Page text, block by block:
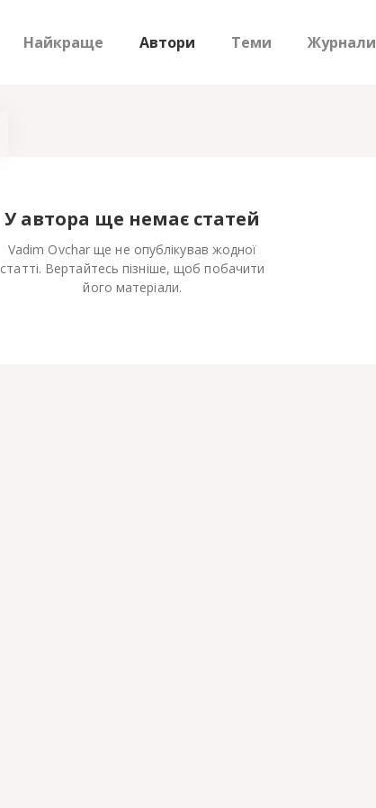
Найкраще Автори Теми Журнали
У автора ще немає статей
Vadim Ovchar ще не опублікував жодної
статті. Вертайтесь пізніше, щоб побачити
його матеріали.